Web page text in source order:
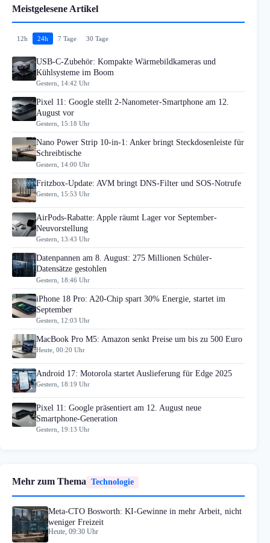
Meistgelesene Artikel
12h 24h 7 Tage 30 Tage
USB-C-Zubehör: Kompakte Wärmebildkameras und
Kühlsysteme im Boom
Gestern, 14:42 Uhr
Pixel 11: Google stellt 2-Nanometer-Smartphone am 12.
August vor
Gestern, 15:18 Uhr
Nano Power Strip 10-in-1: Anker bringt Steckdosenleiste für
Schreibtische
Gestern, 14:00 Uhr
Fritzbox-Update: AVM bringt DNS-Filter und SOS-Notrufe
Gestern, 15:53 Uhr
AirPods-Rabatte: Apple räumt Lager vor September-
Neuvorstellung
Gestern, 13:43 Uhr
Datenpannen am 8. August: 275 Millionen Schüler-
Datensätze gestohlen
Gestern, 18:46 Uhr
iPhone 18 Pro: A20-Chip spart 30% Energie, startet im
September
Gestern, 12:03 Uhr
MacBook Pro M5: Amazon senkt Preise um bis zu 500 Euro
Heute, 00:20 Uhr
Android 17: Motorola startet Auslieferung für Edge 2025
Gestern, 18:19 Uhr
Pixel 11: Google präsentiert am 12. August neue
Smartphone-Generation
Gestern, 19:13 Uhr
Mehr zum Thema Technologie
Meta-CTO Bosworth: KI-Gewinne in mehr Arbeit, nicht
weniger Freizeit
Heute, 09:30 Uhr